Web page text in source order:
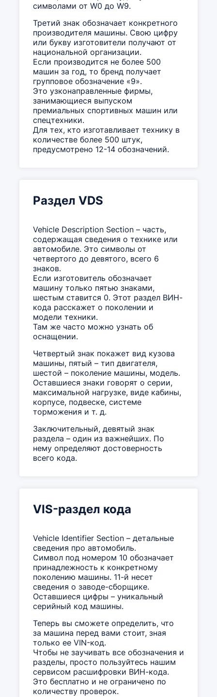
символами от W0 до W9.
Третий знак обозначает конкретного
производителя машины. Свою цифру
или букву изготовители получают от
национальной организации.
Если производится не более 500
машин за год, то бренд получает
групповое обозначение «9».
Это узконаправленные фирмы,
занимающиеся выпуском
премиальных спортивных машин или
спецтехники.
Для тех, кто изготавливает технику в
количестве более 500 штук,
предусмотрено 12-14 обозначений.
Раздел VDS
Vehicle Description Section – часть,
содержащая сведения о технике или
автомобиле. Это символы от
четвертого до девятого, всего 6
знаков.
Если изготовитель обозначает
машину только пятью знаками,
шестым ставится 0. Этот раздел ВИН-
кода расскажет о поколении и
модели техники.
Там же часто можно узнать об
оснащении.
Четвертый знак покажет вид кузова
машины, пятый – тип двигателя,
шестой – поколение машины, модель.
Оставшиеся знаки говорят о серии,
максимальной нагрузке, виде кабины,
корпусе, подвеске, системе
торможения и т. д.
Заключительный, девятый знак
раздела – один из важнейших. По
нему определяют достоверность
всего кода.
VIS-раздел кода
Vehicle Identifier Section – детальные
сведения про автомобиль.
Символ под номером 10 обозначает
принадлежность к конкретному
поколению машины. 11-й несет
сведения о заводе-сборщике.
Оставшиеся цифры – уникальный
серийный код машины.
Теперь вы сможете определить, что
за машина перед вами стоит, зная
только ее VIN-код.
Чтобы не заучивать все обозначения и
разделы, просто пользуйтесь нашим
сервисом расшифровки ВИН-кода.
Это бесплатно и не ограничено по
количеству проверок.